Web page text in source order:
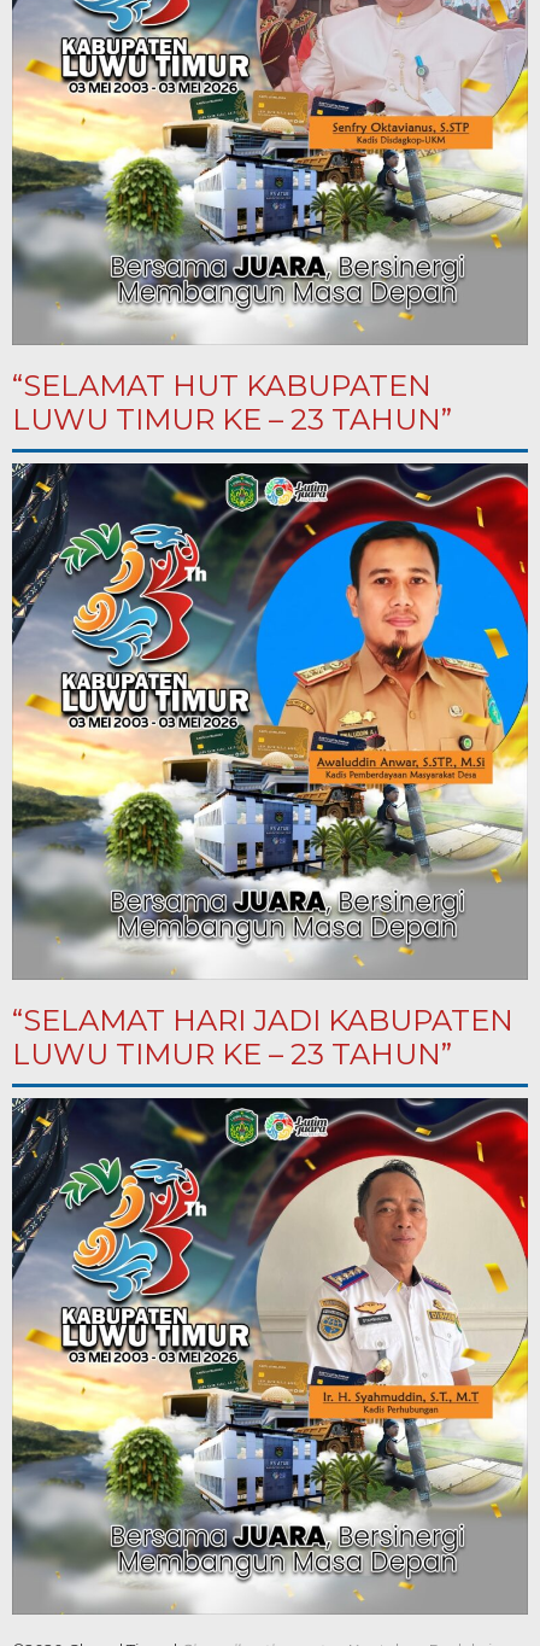
“SELAMAT HUT KABUPATEN
LUWU TIMUR KE – 23 TAHUN”
“SELAMAT HARI JADI KABUPATEN
LUWU TIMUR KE – 23 TAHUN”